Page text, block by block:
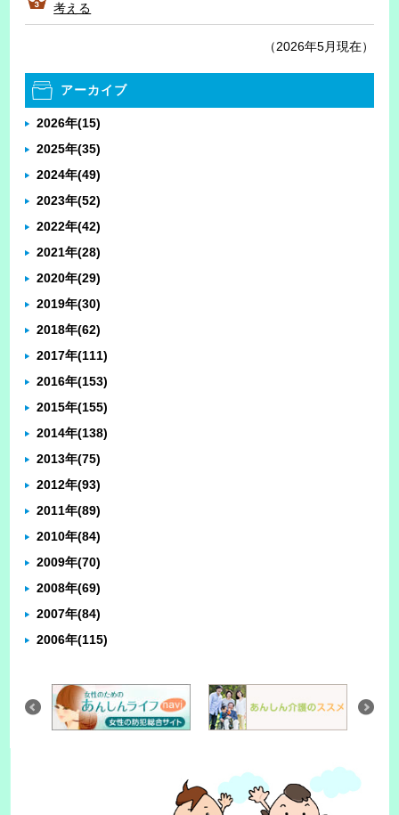
考える
（2026年5月現在）
アーカイブ
2026年(15)
2025年(35)
2024年(49)
2023年(52)
2022年(42)
2021年(28)
2020年(29)
2019年(30)
2018年(62)
2017年(111)
2016年(153)
2015年(155)
2014年(138)
2013年(75)
2012年(93)
2011年(89)
2010年(84)
2009年(70)
2008年(69)
2007年(84)
2006年(115)